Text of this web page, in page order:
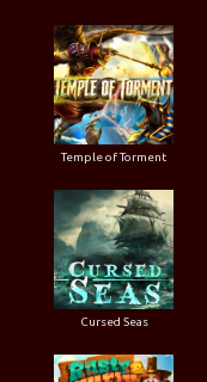
Temple of Torment
Cursed Seas